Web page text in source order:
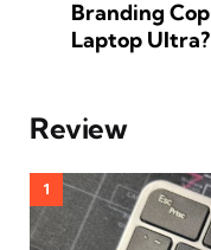
Branding
Laptop Ultra?
Review